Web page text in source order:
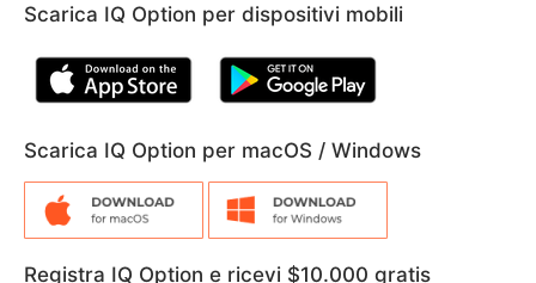
Scarica IQ Option per dispositivi mobili
Scarica IQ Option per macOS / Windows
Registra IQ Option e ricevi $10.000 gratis